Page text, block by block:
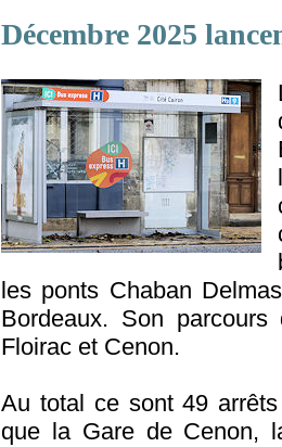
Décembre 2025
les ponts Chaban
Bordeaux. Son
Floirac et Cenon.
Au total ce sont 49
que la Gare de Cenon,